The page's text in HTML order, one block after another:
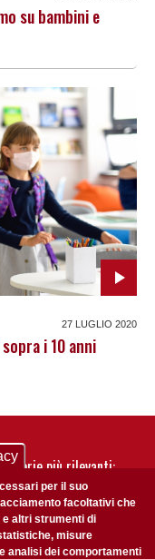
su bambini e
27 LUGLIO 2020
i 10 anni
storie più rilevanti:
newsletter
per il suo
facoltativi che
altri strumenti di
misure
analisi dei comportamenti